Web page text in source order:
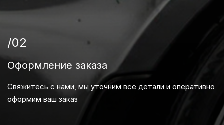
/02
Оформление заказа
Свяжитесь с нами, мы уточним все детали и оперативно
оформим ваш заказ